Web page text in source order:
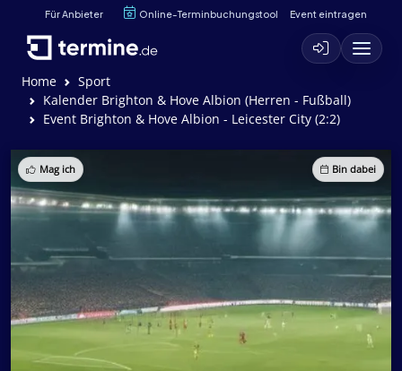
Für Anbieter Online-Terminbuchungstool Event eintragen
Home
Sport
Kalender Brighton & Hove Albion (Herren - Fußball)
Event Brighton & Hove Albion - Leicester City (2:2)
Mag ich Bin dabei